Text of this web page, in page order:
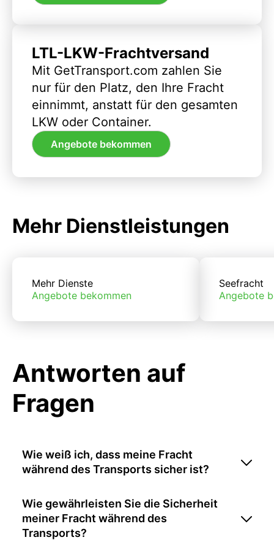
LTL-LKW-Frachtversand
Mit GetTransport.com zahlen Sie
nur für den Platz, den Ihre Fracht
einnimmt, anstatt für den gesamten
LKW oder Container.
Angebote bekommen
Mehr Dienstleistungen
Mehr Dienste
Angebote bekommen
Seefracht
Angebote
Antworten auf
Fragen
Wie weiß ich, dass meine Fracht
während des Transports sicher ist?
Wie gewährleisten Sie die Sicherheit
meiner Fracht während des
Transports?